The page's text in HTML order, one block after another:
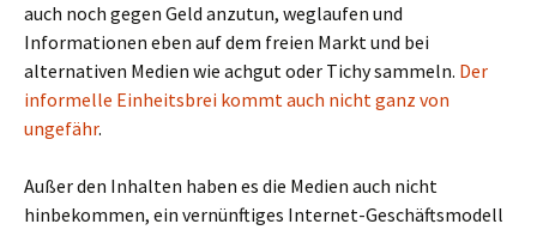
auch noch gegen Geld anzutun, weglaufen und
Informationen eben auf dem freien Markt und bei
alternativen Medien wie achgut oder Tichy sammeln. Der
informelle Einheitsbrei kommt auch nicht ganz von
ungefähr.
Außer den Inhalten haben es die Medien auch nicht
hinbekommen, ein vernünftiges Internet-Geschäftsmodell